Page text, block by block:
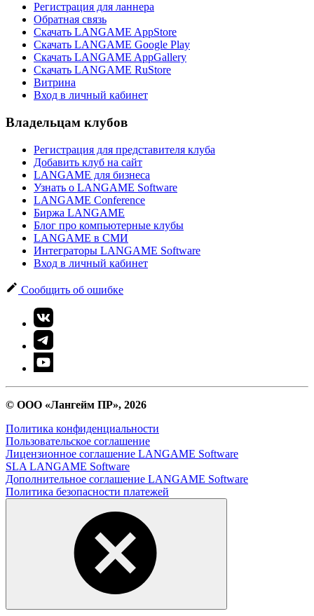
Регистрация для ланнера
Обратная связь
Скачать LANGAME AppStore
Скачать LANGAME Google Play
Скачать LANGAME AppGallery
Скачать LANGAME RuStore
Витрина
Вход в личный кабинет
Владельцам клубов
Регистрация для представителя клуба
Добавить клуб на сайт
LANGAME для бизнеса
Узнать о LANGAME Software
LANGAME Conference
Биржа LANGAME
Блог про компьютерные клубы
LANGAME в СМИ
Интеграторы LANGAME Software
Вход в личный кабинет
Сообщить об ошибке
© ООО «Лангейм ПР», 2026
Политика конфиденциальности
Пользовательское соглашение
Лицензионное соглашение LANGAME Software
SLA LANGAME Software
Дополнительное соглашение LANGAME Software
Политика безопасности платежей